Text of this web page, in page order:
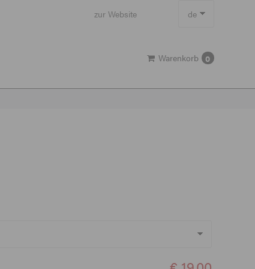
zur Website de
Warenkorb
0